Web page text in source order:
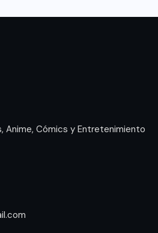
Anime, Cómics y Entretenimiento